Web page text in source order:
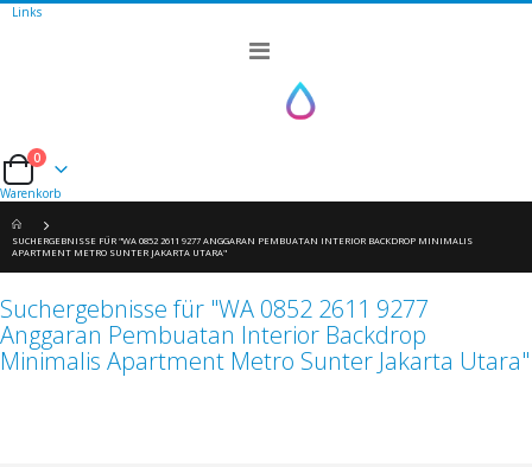
Links
Navigation
Cart
0
Warenkorb
SUCHERGEBNISSE FÜR "WA 0852 2611 9277 ANGGARAN PEMBUATAN INTERIOR BACKDROP MINIMALIS
APARTMENT METRO SUNTER JAKARTA UTARA"
Suchergebnisse für "WA 0852 2611 9277
Anggaran Pembuatan Interior Backdrop
Minimalis Apartment Metro Sunter Jakarta Utara"